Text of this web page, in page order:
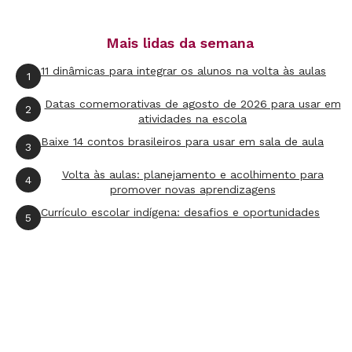
Avaliação
Observe a participação dos estudantes durante
os debates e se os conteúdos tratados foram
compreendidos por todos.
Divulgação. Arte Nova Escola
Mais lidas da semana
1 11 dinâmicas para integrar os alunos na volta às aulas
2
Datas comemorativas de agosto de 2026 para usar em
atividades na escola
3 Baixe 14 contos brasileiros para usar em sala de aula
4
Volta às aulas: planejamento e acolhimento para
promover novas aprendizagens
5 Currículo escolar indígena: desafios e oportunidades